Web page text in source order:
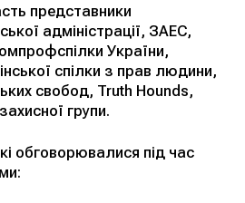
представники
адміністрації, ЗАЕС,
України,
спілки з прав людини,
свобод, Truth Hounds,
групи.
обговорювалися під час